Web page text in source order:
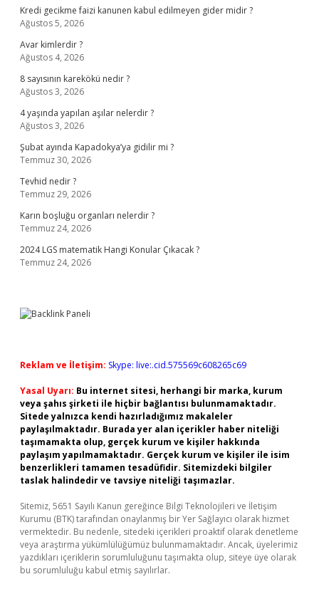
Kredi gecikme faizi kanunen kabul edilmeyen gider midir ?
Ağustos 5, 2026
Avar kimlerdir ?
Ağustos 4, 2026
8 sayısının karekökü nedir ?
Ağustos 3, 2026
4 yaşında yapılan aşılar nelerdir ?
Ağustos 3, 2026
Şubat ayında Kapadokya’ya gidilir mi ?
Temmuz 30, 2026
Tevhid nedir ?
Temmuz 29, 2026
Karın boşluğu organları nelerdir ?
Temmuz 24, 2026
2024 LGS matematik Hangi Konular Çıkacak ?
Temmuz 24, 2026
Reklam ve İletişim: Skype: live:.cid.575569c608265c69
Yasal Uyarı: Bu internet sitesi, herhangi bir marka, kurum
veya şahıs şirketi ile hiçbir bağlantısı bulunmamaktadır.
Sitede yalnızca kendi hazırladığımız makaleler
paylaşılmaktadır. Burada yer alan içerikler haber niteliği
taşımamakta olup, gerçek kurum ve kişiler hakkında
paylaşım yapılmamaktadır. Gerçek kurum ve kişiler ile isim
benzerlikleri tamamen tesadüfidir. Sitemizdeki bilgiler
taslak halindedir ve tavsiye niteliği taşımazlar.
Sitemiz, 5651 Sayılı Kanun gereğince Bilgi Teknolojileri ve İletişim
Kurumu (BTK) tarafından onaylanmış bir Yer Sağlayıcı olarak hizmet
vermektedir. Bu nedenle, sitedeki içerikleri proaktif olarak denetleme
veya araştırma yükümlülüğümüz bulunmamaktadır. Ancak, üyelerimiz
yazdıkları içeriklerin sorumluluğunu taşımakta olup, siteye üye olarak
bu sorumluluğu kabul etmiş sayılırlar.